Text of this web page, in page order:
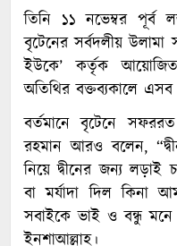
তিনি ১১ নভেম্বর পূর্ব
বৃটেনের সর্বদলীয় উলামা
ইউকে’ কর্তৃক
অতিথির বক্তব্যকালে
বর্তমানে বৃটেনে
রহমান আরও বলেন,
নিয়ে দ্বীনের জন্য লড়াই
বা মর্যাদা দিল কিনা
সবাইকে ভাই ও বন্ধু
ইনশাআল্লাহ।